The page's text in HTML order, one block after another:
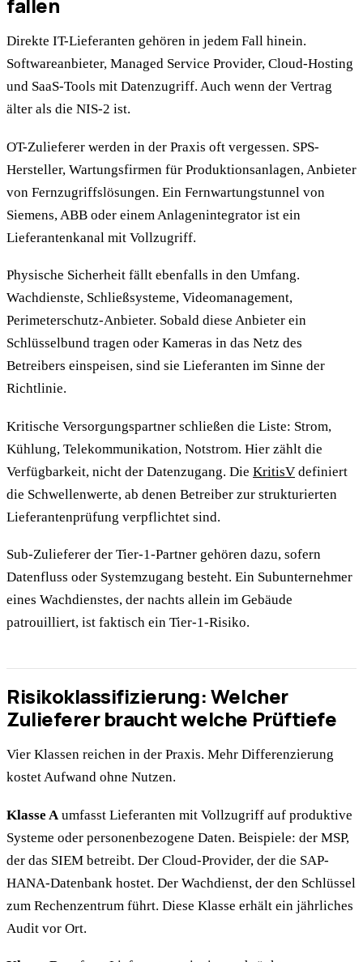
fallen
Direkte IT-Lieferanten gehören in jedem Fall hinein.
Softwareanbieter, Managed Service Provider, Cloud-Hosting
und SaaS-Tools mit Datenzugriff. Auch wenn der Vertrag
älter als die NIS-2 ist.
OT-Zulieferer werden in der Praxis oft vergessen. SPS-
Hersteller, Wartungsfirmen für Produktionsanlagen, Anbieter
von Fernzugriffslösungen. Ein Fernwartungstunnel von
Siemens, ABB oder einem Anlagenintegrator ist ein
Lieferantenkanal mit Vollzugriff.
Physische Sicherheit fällt ebenfalls in den Umfang.
Wachdienste, Schließsysteme, Videomanagement,
Perimeterschutz-Anbieter. Sobald diese Anbieter ein
Schlüsselbund tragen oder Kameras in das Netz des
Betreibers einspeisen, sind sie Lieferanten im Sinne der
Richtlinie.
Kritische Versorgungspartner schließen die Liste: Strom,
Kühlung, Telekommunikation, Notstrom. Hier zählt die
Verfügbarkeit, nicht der Datenzugang. Die KritisV definiert
die Schwellenwerte, ab denen Betreiber zur strukturierten
Lieferantenprüfung verpflichtet sind.
Sub-Zulieferer der Tier-1-Partner gehören dazu, sofern
Datenfluss oder Systemzugang besteht. Ein Subunternehmer
eines Wachdienstes, der nachts allein im Gebäude
patrouilliert, ist faktisch ein Tier-1-Risiko.
Risikoklassifizierung: Welcher
Zulieferer braucht welche Prüftiefe
Vier Klassen reichen in der Praxis. Mehr Differenzierung
kostet Aufwand ohne Nutzen.
Klasse Aumfasst Lieferanten mit Vollzugriff auf produktive
Systeme oder personenbezogene Daten. Beispiele: der MSP,
der das SIEM betreibt. Der Cloud-Provider, der die SAP-
HANA-Datenbank hostet. Der Wachdienst, der den Schlüssel
zum Rechenzentrum führt. Diese Klasse erhält ein jährliches
Audit vor Ort.